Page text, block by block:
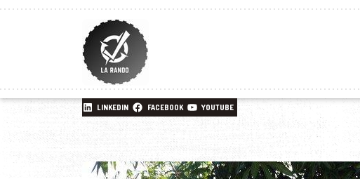
LINKEDIN FACEBOOK YOUTUBE